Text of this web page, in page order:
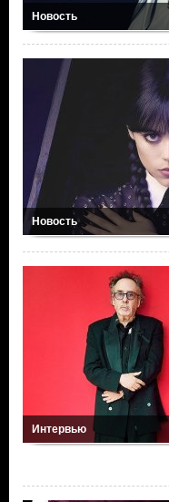
Новость
Новость
Интервью